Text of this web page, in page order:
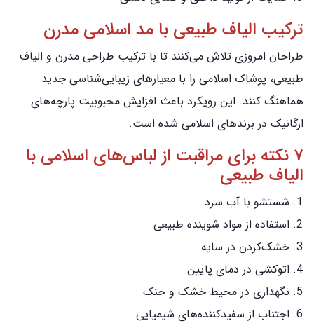
ترکیب الیاف طبیعی با مد اسلامی مدرن
طراحان امروزی تلاش می‌کنند تا با ترکیب طراحی مدرن و الیاف
طبیعی، پوشاک اسلامی را با معیارهای زیبایی‌شناسی جدید
هماهنگ کنند. این رویکرد باعث افزایش محبوبیت پارچه‌های
ارگانیک در برندهای اسلامی شده است.
۷ نکته برای مراقبت از لباس‌های اسلامی با
الیاف طبیعی
شستشو با آب سرد
استفاده از مواد شوینده طبیعی
خشک‌کردن در سایه
اتوکشی در دمای پایین
نگهداری در محیط خشک و خنک
اجتناب از سفیدکننده‌های شیمیایی